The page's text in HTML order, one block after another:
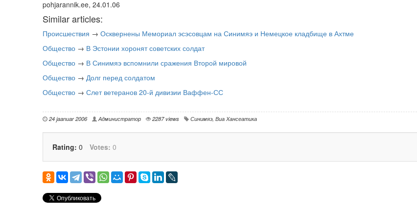
pohjarannik.ee, 24.01.06
Similar articles:
Происшествия → Осквернены Мемориал эсэсовцам на Синимяэ и Немецкое кладбище в Ахтме
Общество → В Эстонии хоронят советских солдат
Общество → В Синимяэ вспомнили сражения Второй мировой
Общество → Долг перед солдатом
Общество → Слет ветеранов 20-й дивизии Ваффен-СС
24 jaanuar 2006 Администратор 2287 views Синимяэ, Виа Хансеатика
Rating: 0 Votes: 0